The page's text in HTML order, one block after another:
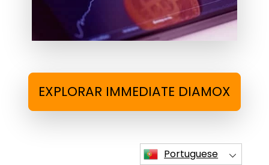
EXPLORAR IMMEDIATE DIAMOX
Portuguese